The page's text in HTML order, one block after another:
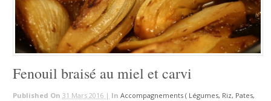
Fenouil braisé au miel et carvi
Published On31 Mars 2016 | In Accompagnements ( Légumes, Riz, Pates,